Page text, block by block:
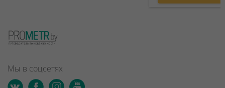
Мы в соцсетях